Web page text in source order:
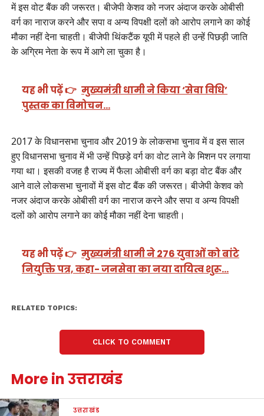
में इस वोट बैंक की जरूरत। बीजेपी केशव को नजर अंदाज करके ओबीसी
वर्ग का नाराज करने और सपा व अन्य विपक्षी दलों को आरोप लगाने का कोई
मौका नहीं देना चाहती। बीजेपी थिंकटैंक यूपी में पहले ही उन्हें पिछड़ी जाति
के अग्रिम नेता के रूप में आगे ला चुका है।
यह भी पढ़ें 👉 मुख्यमंत्री धामी ने किया ‘सेवा विधि’
पुस्तक का विमोचन…
2017 के विधानसभा चुनाव और 2019 के लोकसभा चुनाव में व इस साल
हुए विधानसभा चुनाव में भी उन्हें पिछड़े वर्ग का वोट लाने के मिशन पर लगाया
गया था। इसकी वजह है राज्य में फैला ओबीसी वर्ग का बड़ा वोट बैंक और
आने वाले लोकसभा चुनावों में इस वोट बैंक की जरूरत। बीजेपी केशव को
नजर अंदाज करके ओबीसी वर्ग का नाराज करने और सपा व अन्य विपक्षी
दलों को आरोप लगाने का कोई मौका नहीं देना चाहती।
यह भी पढ़ें 👉 मुख्यमंत्री धामी ने 276 युवाओं को बांटे
नियुक्ति पत्र, कहा- जनसेवा का नया दायित्व शुरू…
RELATED TOPICS:
CLICK TO COMMENT
More in उत्तराखंड
उत्तराखंड